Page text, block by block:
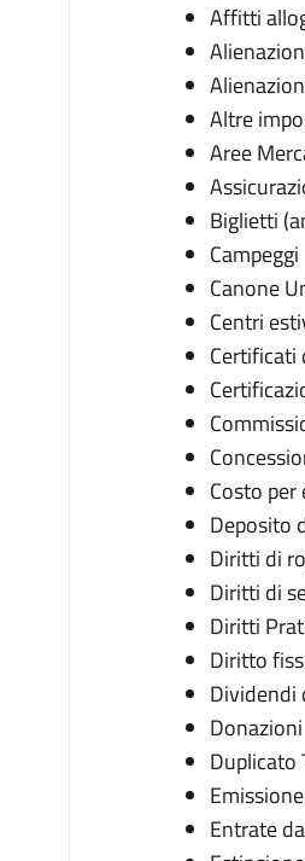
Affitti
Altre
Aree
Biglietti
Campeggi
Canone
Centri
Certificati
Costo
Deposito
Diritti di
Diritti di
Diritti
Diritto
Dividendi
Donazioni
Duplicato
Entrate